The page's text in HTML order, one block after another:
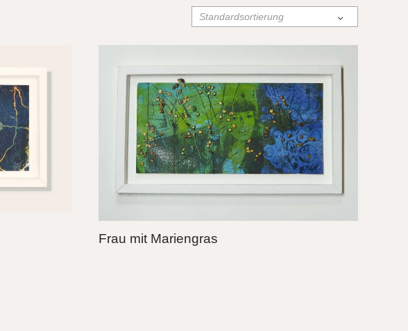
Frau mit Mariengras